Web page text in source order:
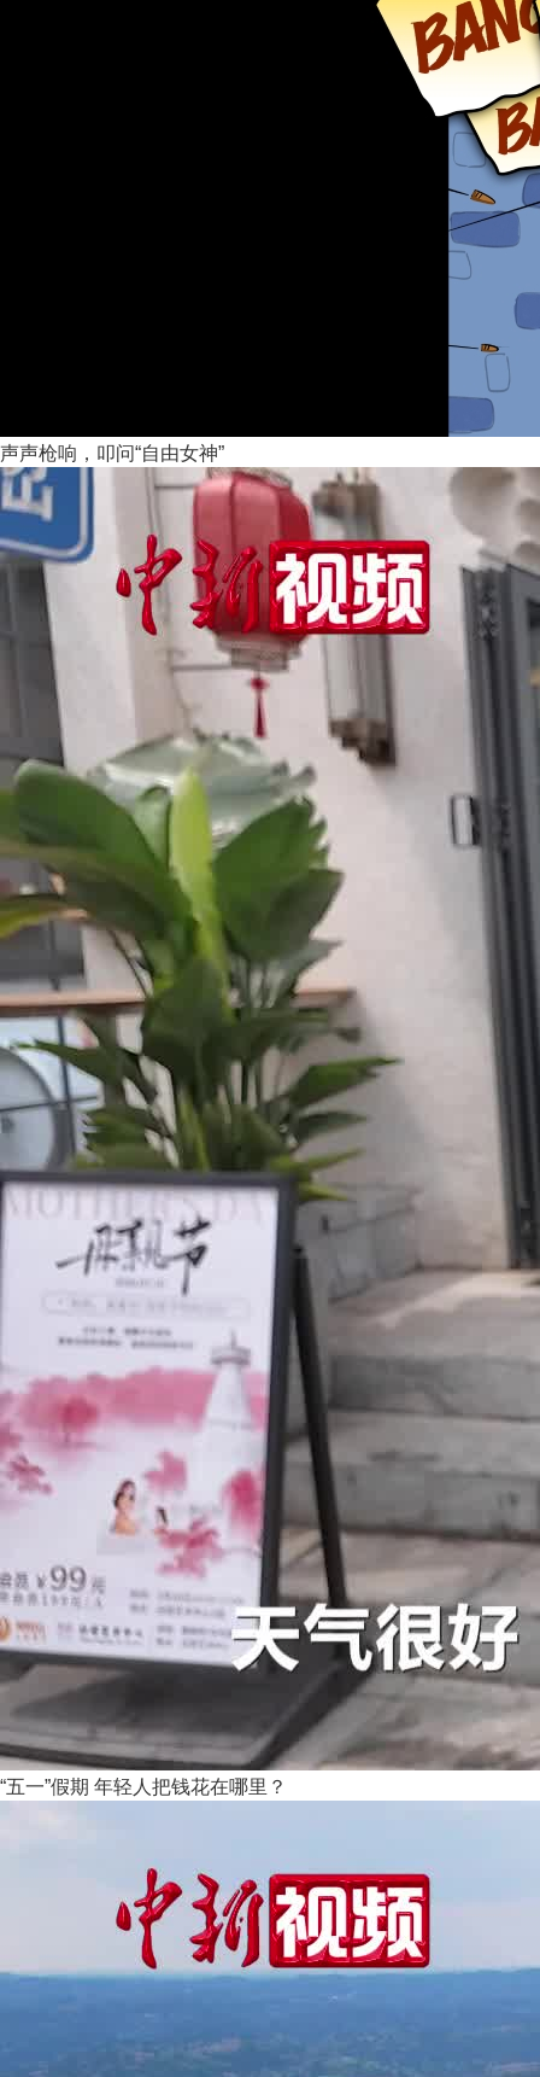
声声枪响，叩问“自由女神”
“五一”假期 年轻人把钱花在哪里？